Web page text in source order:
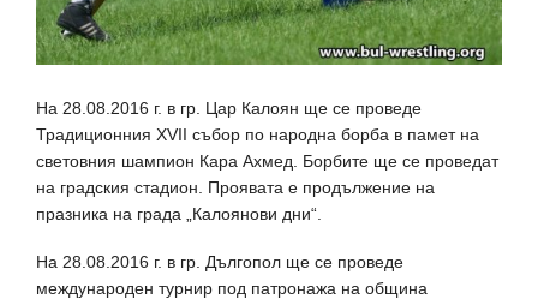
На 28.08.2016 г. в гр. Цар Калоян ще се проведе
Традиционния ХVІІ събор по народна борба в памет на
световния шампион Кара Ахмед. Борбите ще се проведат
на градския стадион. Проявата е продължение на
празника на града „Калоянови дни“.
На 28.08.2016 г. в гр. Дългопол ще се проведе
международен турнир под патронажа на община